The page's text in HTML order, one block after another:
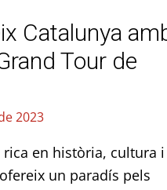
Catalunya
Tour de
2023
en història, cultura i
un paradís pels